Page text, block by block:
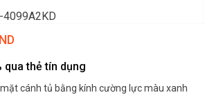
4099A2KD
qua thẻ tín dụng
cánh tủ bằng kính cường lực màu xanh